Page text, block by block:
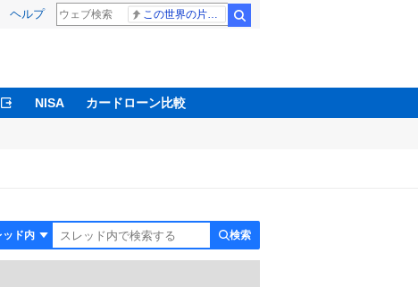
ヘルプ
NISA カードローン比較
検索